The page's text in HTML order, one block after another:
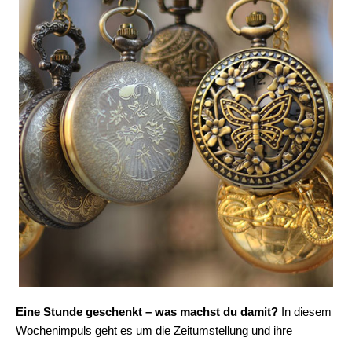
Eine Stunde geschenkt – was machst du damit? In diesem
Wochenimpuls geht es um die Zeitumstellung und ihre